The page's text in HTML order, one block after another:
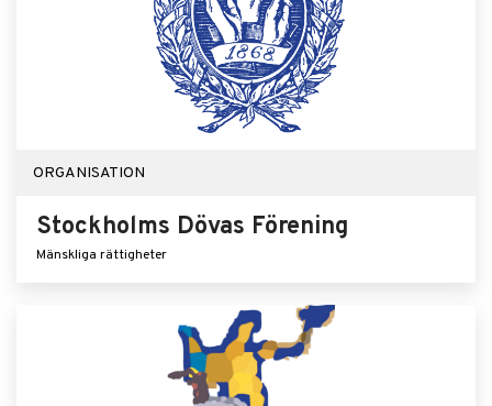
ORGANISATION
Stockholms Dövas Förening
Mänskliga rättigheter